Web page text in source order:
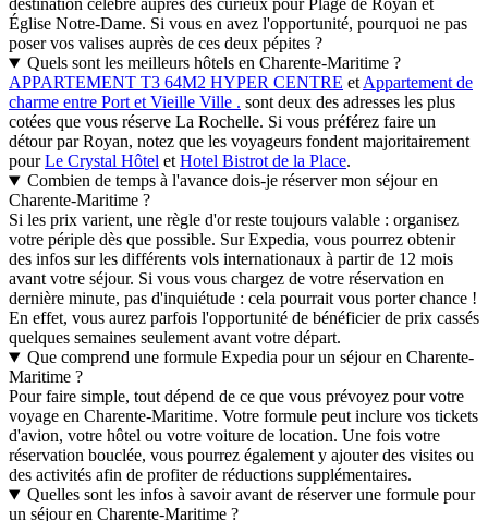
destination célèbre auprès des curieux pour Plage de Royan et
Église Notre-Dame. Si vous en avez l'opportunité, pourquoi ne pas
poser vos valises auprès de ces deux pépites ?
Quels sont les meilleurs hôtels en Charente-Maritime ?
APPARTEMENT T3 64M2 HYPER CENTRE et Appartement de
charme entre Port et Vieille Ville . sont deux des adresses les plus
cotées que vous réserve La Rochelle. Si vous préférez faire un
détour par Royan, notez que les voyageurs fondent majoritairement
pourLe Crystal Hôtel et Hotel Bistrot de la Place.
Combien de temps à l'avance dois-je réserver mon séjour en
Charente-Maritime ?
Si les prix varient, une règle d'or reste toujours valable : organisez
votre périple dès que possible. Sur Expedia, vous pourrez obtenir
des infos sur les différents vols internationaux à partir de 12 mois
avant votre séjour. Si vous vous chargez de votre réservation en
dernière minute, pas d'inquiétude : cela pourrait vous porter chance !
En effet, vous aurez parfois l'opportunité de bénéficier de prix cassés
quelques semaines seulement avant votre départ.
Que comprend une formule Expedia pour un séjour en Charente-
Maritime ?
Pour faire simple, tout dépend de ce que vous prévoyez pour votre
voyage en Charente-Maritime. Votre formule peut inclure vos tickets
d'avion, votre hôtel ou votre voiture de location. Une fois votre
réservation bouclée, vous pourrez également y ajouter des visites ou
des activités afin de profiter de réductions supplémentaires.
Quelles sont les infos à savoir avant de réserver une formule pour
un séjour en Charente-Maritime ?